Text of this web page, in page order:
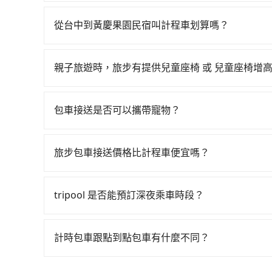
班的計程車，搭上小黃後約花100分鐘、車費
使幸運攔到一輛小黃了，嘉義縣少部分小黃司機
果你是獨自一人乘車，也可參考tripool的拼車共乘
車，也不想花大錢叫計程車前往黃慶果園民宿，
從台中到黃慶果園民宿叫計程車划算嗎？
元間，若改選tripool的專車服務可再更便宜。但
有些計程車司機不按錶計費，約有47%會採現場
親子旅遊時，旅步有提供兒童座椅 或 兒童座椅增
寫您的需求。
包車接送是否可以攜帶寵物？
寵物同行。且為了行程安全，請勿將寵物抱出來或
旅步包車接送價格比計程車便宜嗎？
費用比計程車低，且能讓您更能輕鬆掌握交通開支。
tripool 是否能預訂深夜乘車時段？
計時包車跟點到點包車有什麼不同？